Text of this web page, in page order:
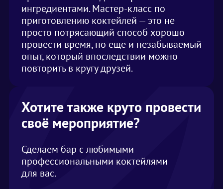
ингредиентами. Мастер-класс по
приготовлению коктейлей — это не
просто потрясающий способ хорошо
провести время, но еще и незабываемый
опыт, который впоследствии можно
повторить в кругу друзей.
Хотите также круто провести
своё мероприятие?
Сделаем бар с любимыми
профессиональными коктейлями
для вас.